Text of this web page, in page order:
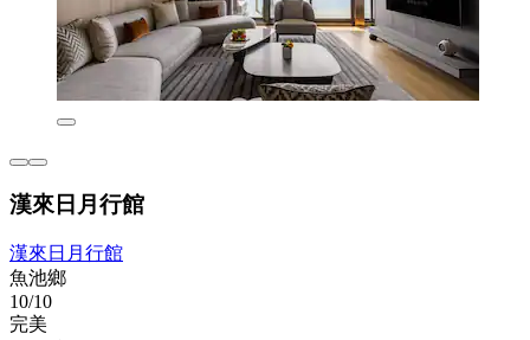
漢來日月行館
漢來日月行館
魚池鄉
10/10
完美